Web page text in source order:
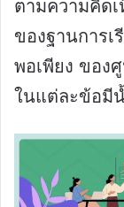
ตามความคิด
ของฐานการ
พอเพียง ของ
ในแต่ละข้อมี